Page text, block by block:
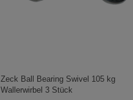
Zeck Ball Bearing Swivel 105 kg
Wallerwirbel 3 Stück